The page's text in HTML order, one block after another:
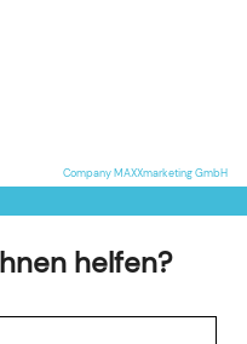
Company MAXXmarketing GmbH
helfen?